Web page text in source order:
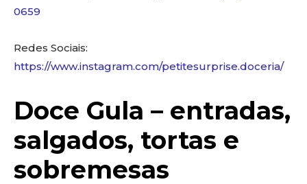
0659
Redes Sociais:
https://www.instagram.com/petitesurprise.doceria/
Doce Gula – entradas,
salgados, tortas e
sobremesas